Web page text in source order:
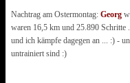
Nachtrag am Ostermontag: Georg
waren 16,5 km und 25.890 Schritte
und ich kämpfe dagegen an ... :) -
untrainiert sind :)